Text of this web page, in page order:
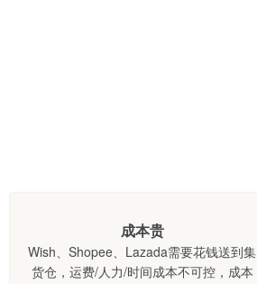
成本贵
Wish、Shopee、Lazada需要花钱送到集
货仓，运费/人力/时间成本不可控，成本